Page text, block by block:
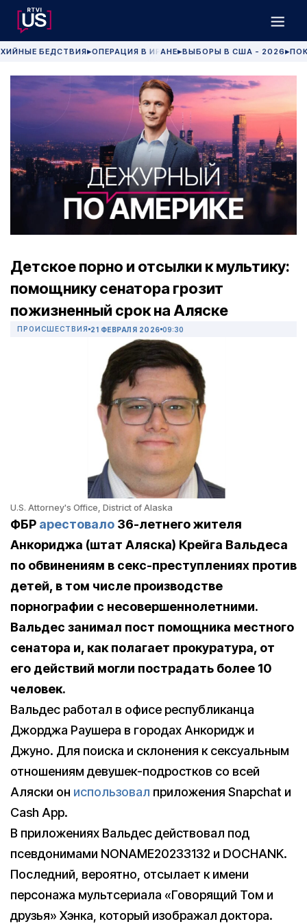
БЕДСТВИЯ▶ОПЕРАЦИЯ В ИРАНЕ▶ВЫБОРЫ В США - 2026 ▶
Детское порно и отсылки к мультику:
помощнику сенатора грозит
пожизненный срок на Аляске
ПРОИСШЕСТВИЯ 21 ФЕВРАЛЯ 2026 09:30
U.S. Attorney's Office, District of Alaska
ФБР арестовало 36-летнего жителя
Анкориджа (штат Аляска) Крейга Вальдеса
по обвинениям в секс-преступлениях против
детей, в том числе производстве
порнографии с несовершеннолетними.
Вальдес занимал пост помощника местного
сенатора и, как полагает прокуратура, от
его действий могли пострадать более 10
человек.
Вальдес работал в офисе республиканца
Джорджа Раушера в городах Анкоридж и
Джуно. Для поиска и склонения к сексуальным
отношениям девушек-подростков со всей
Аляски он использовал приложения Snapchat и
Cash App.
В приложениях Вальдес действовал под
псевдонимами NONAME20233132 и DOCHANK.
Последний, вероятно, отсылает к имени
персонажа мультсериала «Говорящий Том и
друзья» Хэнка, который изображал доктора.